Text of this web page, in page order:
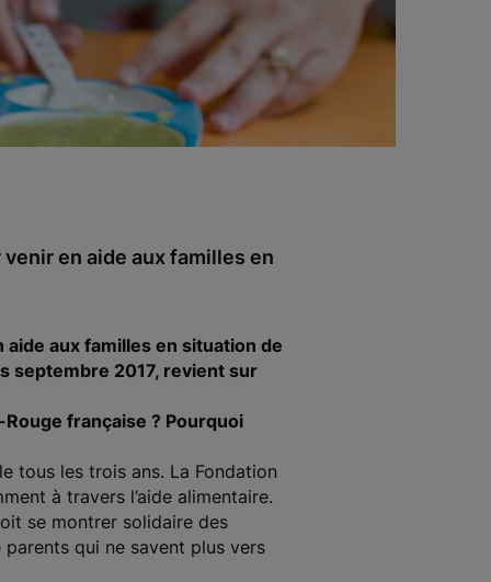
en aide aux familles en
aide aux familles en situation de
septembre 2017, revient sur
française ? Pourquoi
tous les trois ans. La Fondation
à travers l’aide alimentaire.
se montrer solidaire des
qui ne savent plus vers